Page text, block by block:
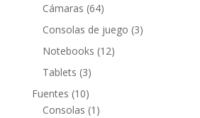
productos
Cámaras 6464
productos
Consolas de juego 33
Notebooks 1212
Tablets 33
productos
Fuentes 1010
productos
Consolas 1 1